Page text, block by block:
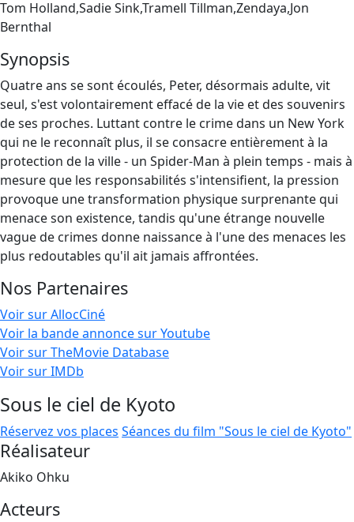
Tom Holland,Sadie Sink,Tramell Tillman,Zendaya,Jon
Bernthal
Synopsis
Quatre ans se sont écoulés, Peter, désormais adulte, vit
seul, s'est volontairement effacé de la vie et des souvenirs
de ses proches. Luttant contre le crime dans un New York
qui ne le reconnaît plus, il se consacre entièrement à la
protection de la ville - un Spider-Man à plein temps - mais à
mesure que les responsabilités s'intensifient, la pression
provoque une transformation physique surprenante qui
menace son existence, tandis qu'une étrange nouvelle
vague de crimes donne naissance à l'une des menaces les
plus redoutables qu'il ait jamais affrontées.
Nos Partenaires
Voir sur AllocCiné
Voir la bande annonce sur Youtube
Voir sur TheMovie Database
Voir sur IMDb
Sous le ciel de Kyoto
Réservez vos places Séances du film "Sous le ciel de Kyoto"
Réalisateur
Akiko Ohku
Acteurs